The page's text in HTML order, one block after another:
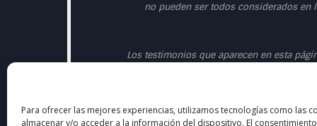
Para ofrecer las mejores experiencias, utilizamos tecnologías como las
almacenar y/o acceder a la información del dispositivo. El
no pueden ser todos considerados en
Los testimonios que aparecen en esta
Esta presentación sólo tiene fines educativos